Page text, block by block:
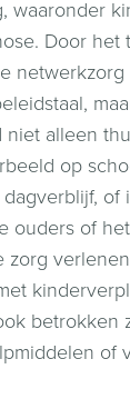
waaronder
Door het
alleen
op
of
ouders of
zorg
betrokken
of